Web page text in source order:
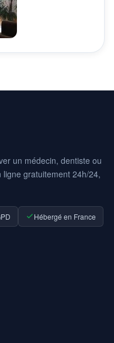
un médecin, dentiste ou
gratuitement 24h/24,
Hébergé en France